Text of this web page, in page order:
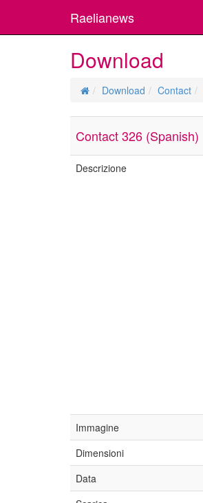
Raelianews
Download
Download Contact
Contact 326 (Spanish)
Descrizione
Immagine
Dimensioni
Data